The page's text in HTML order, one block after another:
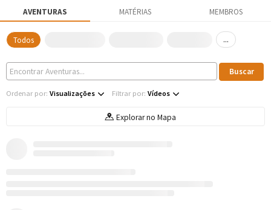
AVENTURAS MATÉRIAS MEMBROS
Todos ...
Ordenar por: Visualizações Filtrar por: Vídeos
Explorar no Mapa